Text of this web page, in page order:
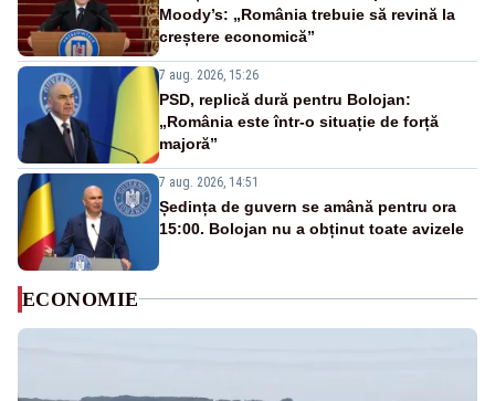
Moody’s: „România trebuie să revină la
creștere economică”
7 aug. 2026, 15:26
PSD, replică dură pentru Bolojan:
„România este într-o situație de forță
majoră”
7 aug. 2026, 14:51
Ședința de guvern se amână pentru ora
15:00. Bolojan nu a obținut toate avizele
ECONOMIE